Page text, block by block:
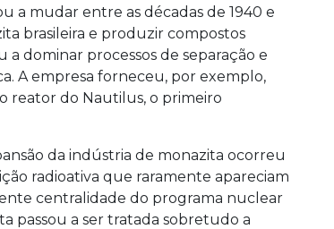
a mudar entre as décadas de 1940 e
brasileira e produzir compostos
a dominar processos de separação e
A empresa forneceu, por exemplo,
reator do Nautilus, o primeiro
da indústria de monazita ocorreu
radioativa que raramente apareciam
centralidade do programa nuclear
passou a ser tratada sobretudo a